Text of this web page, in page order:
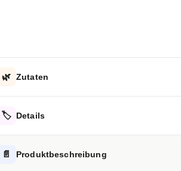
🌿 Zutaten
🏷️ Details
AUFBEWAHRUNGSHINWEIS
📄 Produktbeschreibung